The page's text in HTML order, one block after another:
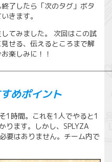
了したら「次のタグ」ボタ
きます。
てみました。 次回はこの試
せる、伝えるところまで解
楽しみに！！
めポイント
1時間。これを1人でやると1
ります。しかし、SPLYZA
要はありません。チーム内で